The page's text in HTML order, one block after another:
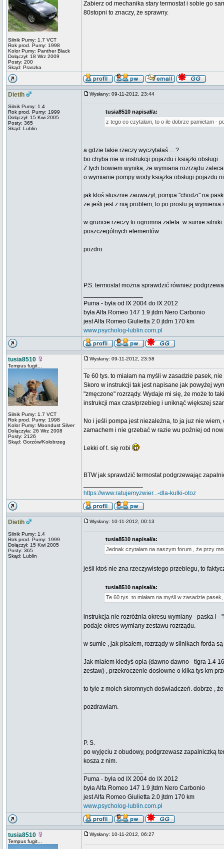
Silnik Pumy: 1.7 VCT
Rok prod. Pumy: 1998
Kolor Pumy: Panther Black
Dołączył: 18 Wrz 2009
Posty: 200
Skąd: Praszka
Zabierz od mechanika stary termostat i sobie go
80stopni to znaczy, że sprawny.
Dietih
Silnik Pumy: 1.4
Rok prod. Pumy: 1999
Dołączył: 15 Kwi 2005
Posty: 365
Skąd: Lublin
Wysłany: 09-11-2012, 23:44
tusia8510 napisał/a:
z tego co czytałam, to o ile dobrze pamietam -
a gdzie takie rzeczy wyczytałaś ... ?
bo chyba nie w instrukcji pojazdu i książki obsługi .
Z tych bowiem wynika, że wymiana rozrządu
o wymianie pompy wody książka obsługi pojazdu
jak ktoś słusznie zauważył, pompa "chodzi" na
że jeśli jest z nią problem, to po prostu ją
w gruncie rzeczy to ogromna zaleta. w sumie
poszczególnych elementów.
pozdro
P.S. termostat można sprawdzić również
Puma - była od IX 2004 do IX 2012
była Alfa Romeo 147 1.9 jtdm Nero Carbonio
jest Alfa Romeo Giulietta 2.0 jtdm 170 km
www.psycholog-lublin.com.pl
tusia8510
Tempus fugit...
Silnik Pumy: 1.7 VCT
Rok prod. Pumy: 1998
Kolor Pumy: Moondust Silver
Dołączyła: 26 Wrz 2008
Posty: 2126
Skąd: Gorzów/Kołobrzeg
Wysłany: 09-11-2012, 23:58
Te 60 tys. to miałam na myśli w zasadzie pasek,
Skoro w instrukcji tak jest napisane jak powyżej
"zmęczone" rozrządy. Wydaje mi się, że może to
instrukcji max czas/przebieg i uniknąć większej
No i jeśli pompa jest niezależna, to ja juz nie
zamachem i nie grzebać w razie wu poźniej od
Lekki of t. się robi
BTW jak sprawdzić termostat podgrzewając
https://www.ratujemyzwier...-dla-kulki-otoz
Dietih
Silnik Pumy: 1.4
Rok prod. Pumy: 1999
Dołączył: 15 Kwi 2005
Posty: 365
Skąd: Lublin
Wysłany: 10-11-2012, 00:13
tusia8510 napisał/a:
Jednak czytalam na naszym forum , że przy
jeśli ktoś nie zna rzeczywistego przebiegu, to
tusia8510 napisał/a:
Te 60 tys. to miałam na myśli w zasadzie
instrukcja nie rozróżnia okresu wymiany - paska i -
podaje okres wymiany zestawu rozrządu.
w sumie , jak pisałem, rozrządy w silnikach forda
Jak miałem kiedyś opla (dawno dawno - tigra 1.4
zestaw) , przekroczenie dosłowne o kilka tys km
to tyle z moich skromnych doświadczeń. dobrze ,
pozdrawiam.
P. S.
po wyjęciu z obudowy, podgrzewasz zapalniczką
kosza z nim.
Puma - była od IX 2004 do IX 2012
była Alfa Romeo 147 1.9 jtdm Nero Carbonio
jest Alfa Romeo Giulietta 2.0 jtdm 170 km
www.psycholog-lublin.com.pl
tusia8510
Tempus fugit...
Wysłany: 10-11-2012, 06:27